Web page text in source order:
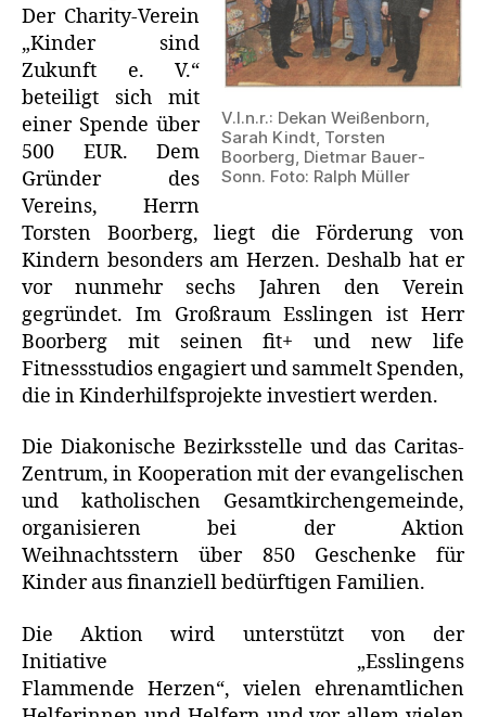
V.l.n.r.: Dekan Weißenborn,
Sarah Kindt, Torsten
Boorberg, Dietmar Bauer-
Sonn. Foto: Ralph Müller
Der Charity-Verein
„Kinder sind
Zukunft e. V.“
beteiligt sich mit
einer Spende über
500 EUR. Dem
Gründer des
Vereins, Herrn
Torsten Boorberg, liegt die Förderung von
Kindern besonders am Herzen. Deshalb hat er
vor nunmehr sechs Jahren den Verein
gegründet. Im Großraum Esslingen ist Herr
Boorberg mit seinen fit+ und new life
Fitnessstudios engagiert und sammelt Spenden,
die in Kinderhilfsprojekte investiert werden.
Die Diakonische Bezirksstelle und das Caritas-
Zentrum, in Kooperation mit der evangelischen
und katholischen Gesamtkirchengemeinde,
organisieren bei der Aktion
Weihnachtsstern über 850 Geschenke für
Kinder aus finanziell bedürftigen Familien.
Die Aktion wird unterstützt von der
Initiative „Esslingens
Flammende Herzen“, vielen ehrenamtlichen